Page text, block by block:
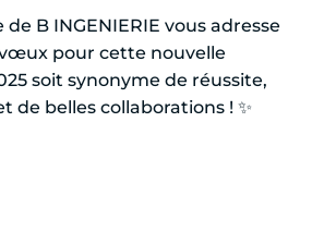
de B INGENIERIE vous adresse
pour cette nouvelle
soit synonyme de réussite,
de belles collaborations ! ✨